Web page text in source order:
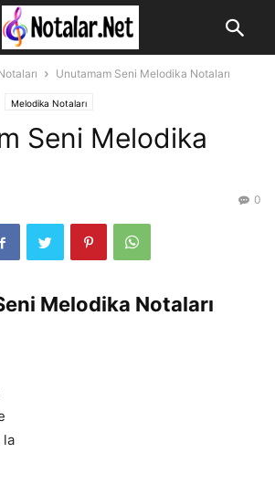
Unutamam Seni Melodika Notaları
Melodika Notaları
Seni Melodika
0
Melodika Notaları
la